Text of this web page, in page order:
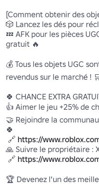
[Comment obtenir des
🎲 Lancez les dés pour
💤 AFK pour les pièces
gratuit 🔥
💰 Tous les objets UGC
revendus sur le marché !
🍀 CHANCE EXTRA
👍 Aimer le jeu +25% de
🤝 Rejoindre la
🍀
🔗 https://
🙏 Suivre le propriétaire :
🔗 https://
🏆 Devenez l'un des